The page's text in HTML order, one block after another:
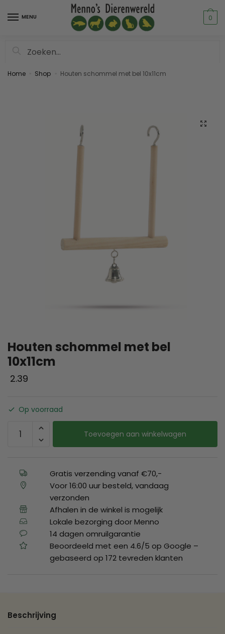
MENU 0
Home Shop Houten schommel met bel 10x11cm
Houten schommel met bel
10x11cm
2.39
Op voorraad
Toevoegen aan winkelwagen
Gratis verzending vanaf €70,-
Voor 16:00 uur besteld, vandaag
verzonden
Afhalen in de winkel is mogelijk
Lokale bezorging door Menno
14 dagen omruilgarantie
Beoordeeld met een 4.6/5 op Google –
gebaseerd op 172 tevreden klanten
Beschrijving